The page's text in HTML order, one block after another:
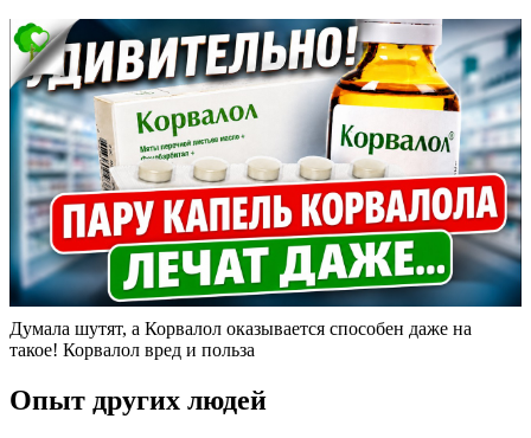
Думала шутят, а Корвалол оказывается способен даже на
такое! Корвалол вред и польза
Опыт других людей